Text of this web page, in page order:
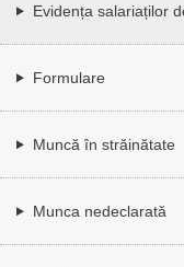
Evidența salariaților
Formulare
Muncă în străinătate
Munca nedeclarată